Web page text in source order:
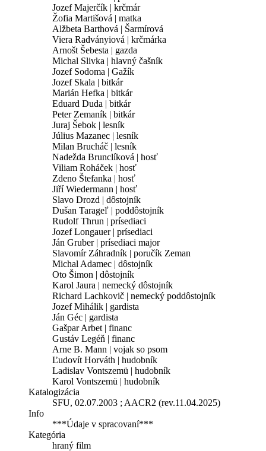
Jozef Majerčík | krčmár
Žofia Martišová | matka
Alžbeta Barthová | Šarmírová
Viera Radványiová | krčmárka
Arnošt Šebesta | gazda
Michal Slivka | hlavný čašník
Jozef Sodoma | Gažík
Jozef Skala | bitkár
Marián Hefka | bitkár
Eduard Duda | bitkár
Peter Zemaník | bitkár
Juraj Šebok | lesník
Július Mazanec | lesník
Milan Brucháč | lesník
Nadežda Brunclíková | hosť
Viliam Roháček | hosť
Zdeno Štefanka | hosť
Jiří Wiedermann | hosť
Slavo Drozd | dôstojník
Dušan Tarageľ | poddôstojník
Rudolf Thrun | prísediaci
Jozef Longauer | prísediaci
Ján Gruber | prísediaci major
Slavomír Záhradník | poručík Zeman
Michal Adamec | dôstojník
Oto Šimon | dôstojník
Karol Jaura | nemecký dôstojník
Richard Lachkovič | nemecký poddôstojník
Jozef Mihálik | gardista
Ján Géc | gardista
Gašpar Arbet | financ
Gustáv Legéň | financ
Arne B. Mann | vojak so psom
Ľudovít Horváth | hudobník
Ladislav Vontszemü | hudobník
Karol Vontszemü | hudobník
Katalogizácia
SFU, 02.07.2003 ; AACR2 (rev.11.04.2025)
Info
***Údaje v spracovaní***
Kategória
hraný film